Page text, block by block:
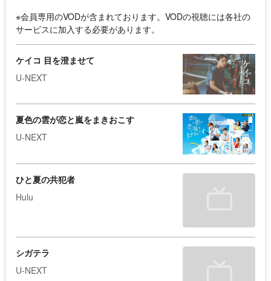
※会員専用のVODが含まれております。VODの視聴には各社の
サービスに加入する必要があります。
ケイコ 目を澄ませて
U-NEXT
夏色の雲が恋と嵐をまきおこす
U-NEXT
ひと夏の共犯者
Hulu
シガテラ
U-NEXT